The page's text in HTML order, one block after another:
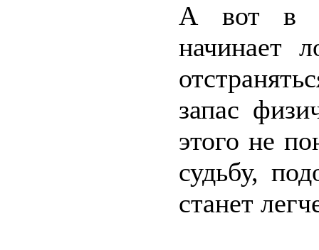
А вот в
начинает
запас
этого не
судьбу,
станет